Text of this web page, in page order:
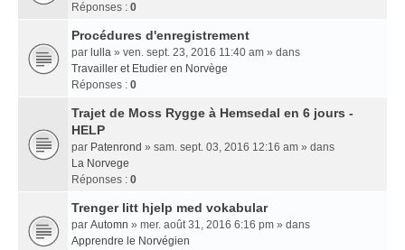
Réponses : 0
Procédures d'enregistrement
par lulla » ven. sept. 23, 2016 11:40 am » dans
Travailler et Etudier en Norvège
Réponses : 0
Trajet de Moss Rygge à Hemsedal en 6 jours -
HELP
par Patenrond » sam. sept. 03, 2016 12:16 am » dans
La Norvege
Réponses : 0
Trenger litt hjelp med vokabular
par Automn » mer. août 31, 2016 6:16 pm » dans
Apprendre le Norvégien